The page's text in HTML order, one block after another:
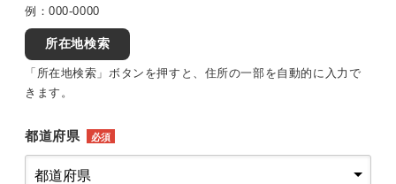
例：000-0000
所在地検索
「所在地検索」ボタンを押すと、住所の一部を自動的に入力で
きます。
都道府県 必須